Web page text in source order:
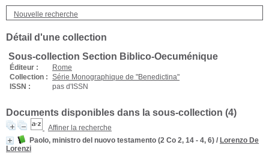
Nouvelle recherche
Détail d'une collection
Sous-collection Section Biblico-Oecuménique
Éditeur :
Rome
Collection : Série Monographique de "Benedictina"
ISSN :
pas d'ISSN
Documents disponibles dans la sous-collection (4)
Affiner la recherche
Paolo, ministro del nuovo testamento (2 Co 2, 14 - 4, 6) / Lorenzo De
Lorenzi